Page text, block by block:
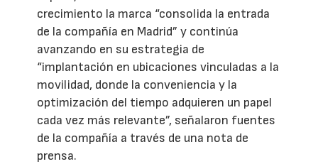
crecimiento la marca “consolida la entrada
de la compañía en Madrid” y continúa
avanzando en su estrategia de
“implantación en ubicaciones vinculadas a la
movilidad, donde la conveniencia y la
optimización del tiempo adquieren un papel
cada vez más relevante”, señalaron fuentes
de la compañía a través de una nota de
prensa.